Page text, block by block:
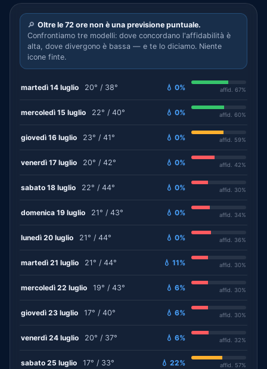
🔎 Oltre le 72 ore non è una previsione puntuale.
Confrontiamo tre modelli: dove concordano l'affidabilità è
alta, dove divergono è bassa — e te lo diciamo. Niente
icone finte.
martedì 14 luglio 20° / 38° 💧 0% affid. 67%
mercoledì 15 luglio 22° / 40° 💧 0% affid. 60%
giovedì 16 luglio 23° / 41° 💧 0% affid. 59%
venerdì 17 luglio 20° / 42° 💧 0% affid. 42%
sabato 18 luglio 22° / 44° 💧 0% affid. 30%
domenica 19 luglio 21° / 43° 💧 0% affid. 34%
lunedì 20 luglio 21° / 44° 💧 0% affid. 36%
martedì 21 luglio 21° / 44° 💧 11% affid. 30%
mercoledì 22 luglio 19° / 43° 💧 6% affid. 30%
giovedì 23 luglio 17° / 40° 💧 6% affid. 30%
venerdì 24 luglio 20° / 37° 💧 6% affid. 32%
sabato 25 luglio 17° / 33° 💧 22% affid. 57%